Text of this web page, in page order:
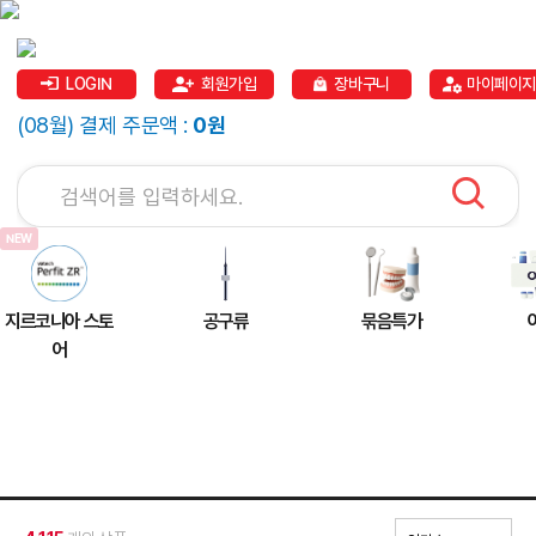
LOGIN 회원가입 장바구니 마이페이지
(08월) 결제 주문액 : 0원
지르코니아 스토
어
공구류 묶음특가